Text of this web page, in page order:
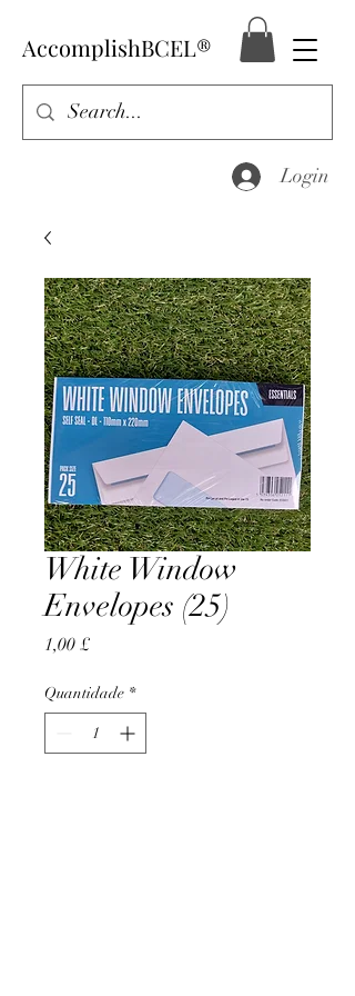
AccomplishBCEL®
Login
White Window
Envelopes (25)
1,00 £Preço
Quantidade *